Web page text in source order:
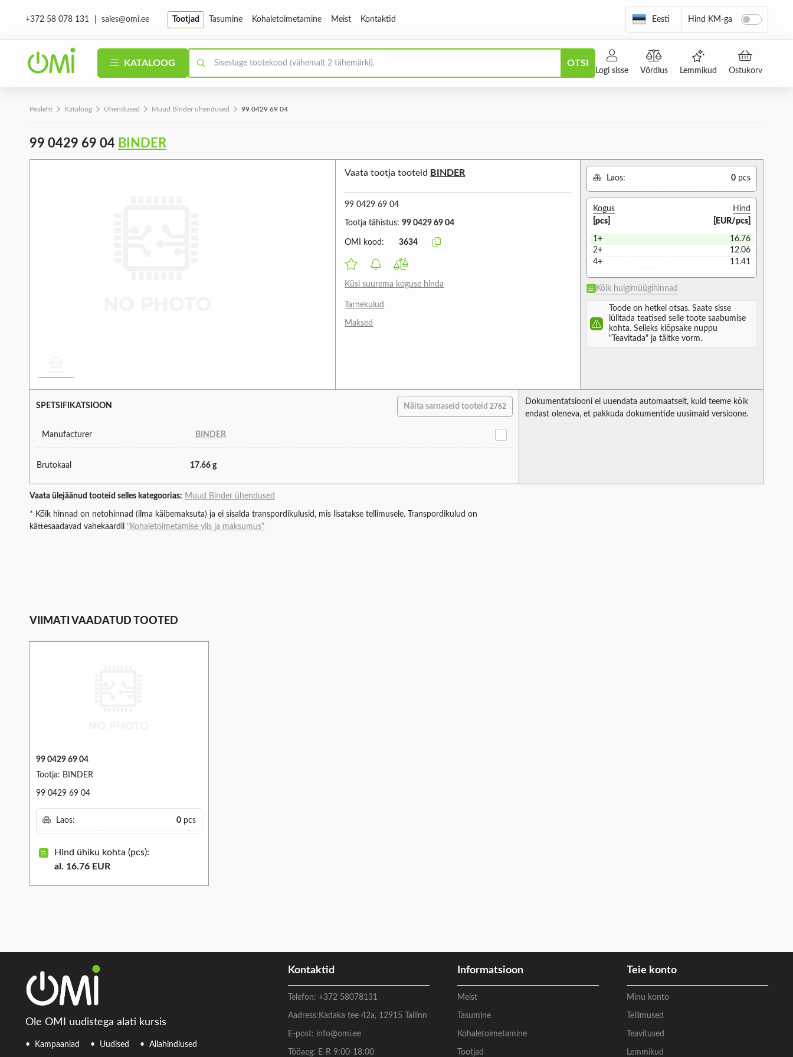
+372 58 078 131 sales@omi.ee Tootjad Tasumine Kohaletoimetamine Meist Kontaktid Eesti Hind KM-ga
KATALOOG OTSI
Logi sisse Võrdlus Lemmikud Ostukorv
Pealeht Kataloog Ühendused Muud Binder ühendused 99 0429 69 04
99 0429 69 04 BINDER
Vaata tootja tooteid BINDER
99 0429 69 04
Tootja tähistus:99 0429 69 04
OMI kood: 3634
Küsi suurema koguse hinda
Tarnekulud
Maksed
Laos: 0 pcs
Kogus
[pcs]
Hind
[EUR/pcs]
1+
16.76
2+
12.06
4+
11.41
Kõik hulgimüügihinnad
Toode on hetkel otsas. Saate sisse
lülitada teatised selle toote saabumise
kohta. Selleks klõpsake nuppu
"Teavitada" ja täitke vorm.
SPETSIFIKATSIOON Näita sarnaseid tooteid2762
Manufacturer BINDER
Brutokaal 17.66 g
Dokumentatsiooni ei uuendata automaatselt, kuid teeme kõik
endast oleneva, et pakkuda dokumentide uusimaid versioone.
Vaata ülejäänud tooteid selles kategoorias: Muud Binder ühendused
* Kõik hinnad on netohinnad (ilma käibemaksuta) ja ei sisalda transpordikulusid, mis lisatakse tellimusele. Transpordikulud on
kättesaadavad vahekaardil "Kohaletoimetamise viis ja maksumus"
VIIMATI VAADATUD TOOTED
99 0429 69 04
Tootja: BINDER
99 0429 69 04
Laos: 0pcs
Hind ühiku kohta (pcs):
al. 16.76 EUR
Ole OMI uudistega alati kursis
Kampaaniad Uudised Allahindlused
Kontaktid
Telefon:+372 58078131
Aadress: Kadaka tee 42a, 12915 Tallinn
E-post: info@omi.ee
Tööaeg: E-R 9:00-18:00
Informatsioon
Meist
Tasumine
Kohaletoimetamine
Tootjad
Teie konto
Minu konto
Tellimused
Teavitused
Lemmikud